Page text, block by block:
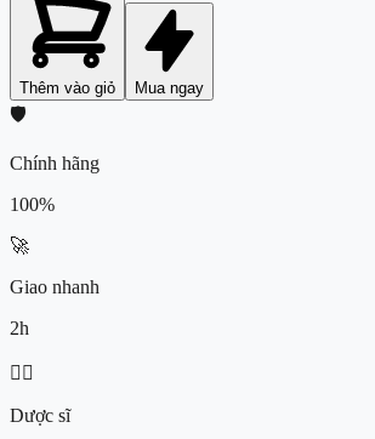
Thêm vào giỏ Mua ngay
🛡️
Chính hãng
100%
🚀
Giao nhanh
2h
👨‍⚕️
Dược sĩ